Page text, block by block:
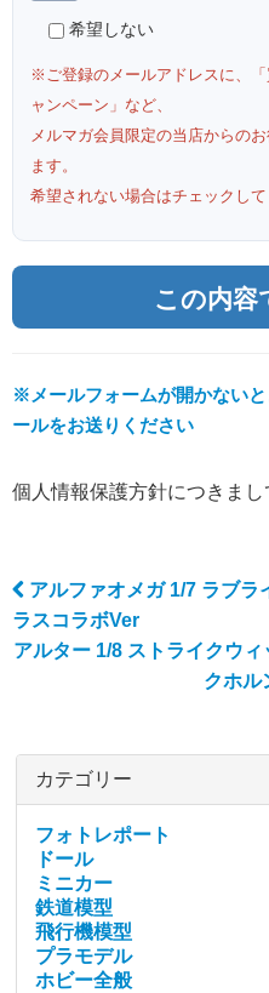
希望しない
※ご登録のメールアドレスに、
ャンペーン」など、
メルマガ会員限定の当店からの
ます。
希望されない場合はチェックして
※メールフォームが開かない
ールをお送りください
個人情報保護方針につきまし
Post navigation
アルファオメガ 1/7 ラブラ
ラスコラボVer
アルター 1/8 ストライクウ
クホル
カテゴリー
フォトレポート
ドール
ミニカー
鉄道模型
飛行機模型
プラモデル
ホビー全般